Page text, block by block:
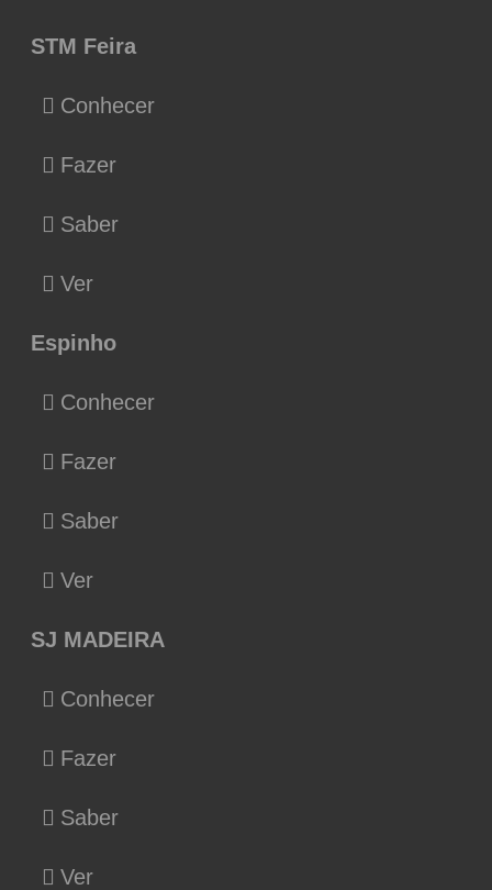
STM Feira
Conhecer
Fazer
Saber
Ver
Espinho
Conhecer
Fazer
Saber
Ver
SJ MADEIRA
Conhecer
Fazer
Saber
Ver